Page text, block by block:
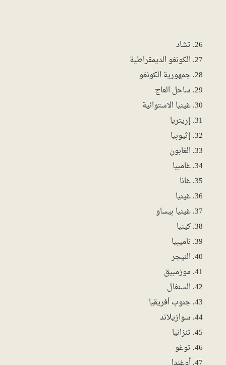
تشاد
الكونغو الديمقراطية
جمهورية الكونغو
ساحل العاج
غينيا الاستوائية
إريتريا
إثيوبيا
الغابون
غامبيا
غانا
غينيا
غينيا بيساو
كينيا
ناميبيا
النيجر
موزمبيق
السنغال
جنوب أفريقيا
سوازيلاند
تنزانيا
توغو